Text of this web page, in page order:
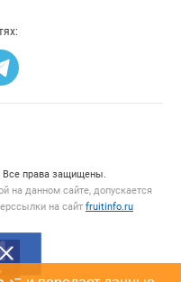
Все права защищены.
на данном сайте, допускается
на сайт fruitinfo.ru